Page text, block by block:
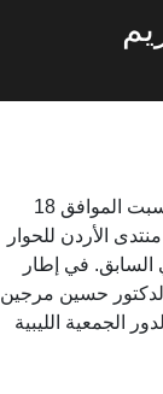
شارك رئيس الجمعية الليبية للجودة والتميز في التعليم، الدكتور حسين سالم مرجين، يوم السبت الموافق 18
منتدى الأردن للحوار
السابق. في إطار
حسين مرجين
الجمعية الليبية